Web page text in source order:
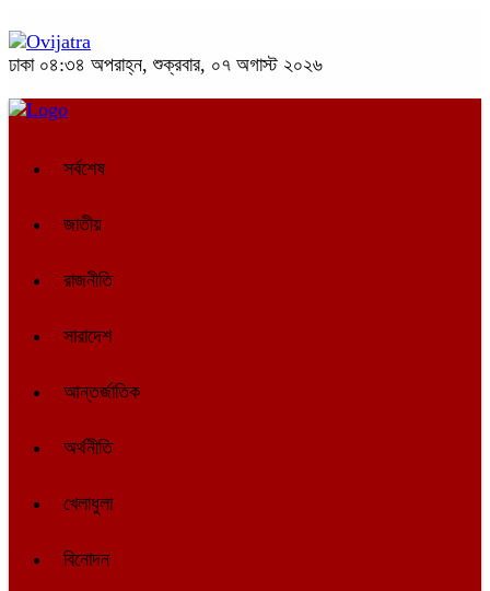
ঢাকা ০৪:৩৪ অপরাহ্ন, শুক্রবার, ০৭ অগাস্ট ২০২৬
সর্বশেষ
জাতীয়
রাজনীতি
সারাদেশ
আন্তর্জাতিক
অর্থনীতি
খেলাধুলা
বিনোদন